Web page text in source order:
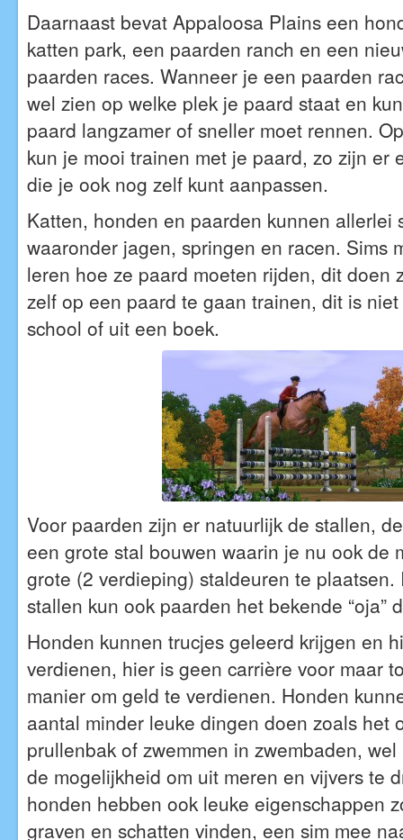
Daarnaast bevat Appaloosa Plains een
katten park, een paarden ranch en een
paarden races. Wanneer je een paarden
wel zien op welke plek je paard staat en
paard langzamer of sneller moet rennen.
kun je mooi trainen met je paard, zo zijn er
die je ook nog zelf kunt aanpassen.
Katten, honden en paarden kunnen allerlei
waaronder jagen, springen en racen. Sims
leren hoe ze paard moeten rijden, dit doen
zelf op een paard te gaan trainen, dit is
school of uit een boek.
Voor paarden zijn er natuurlijk de stallen,
een grote stal bouwen waarin je nu ook de
grote (2 verdieping) staldeuren te plaatsen.
stallen kun ook paarden het bekende “oja”
Honden kunnen trucjes geleerd krijgen en
verdienen, hier is geen carrière voor maar
manier om geld te verdienen. Honden
aantal minder leuke dingen doen zoals het
prullenbak of zwemmen in zwembaden,
de mogelijkheid om uit meren en vijvers te
honden hebben ook leuke eigenschappen
graven en schatten vinden, een sim mee